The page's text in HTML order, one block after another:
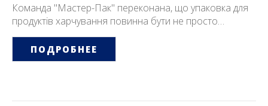
Команда "Мастер-Пак" переконана, що упаковка для
продуктів харчування повинна бути не просто…
ПОДРОБНЕЕ